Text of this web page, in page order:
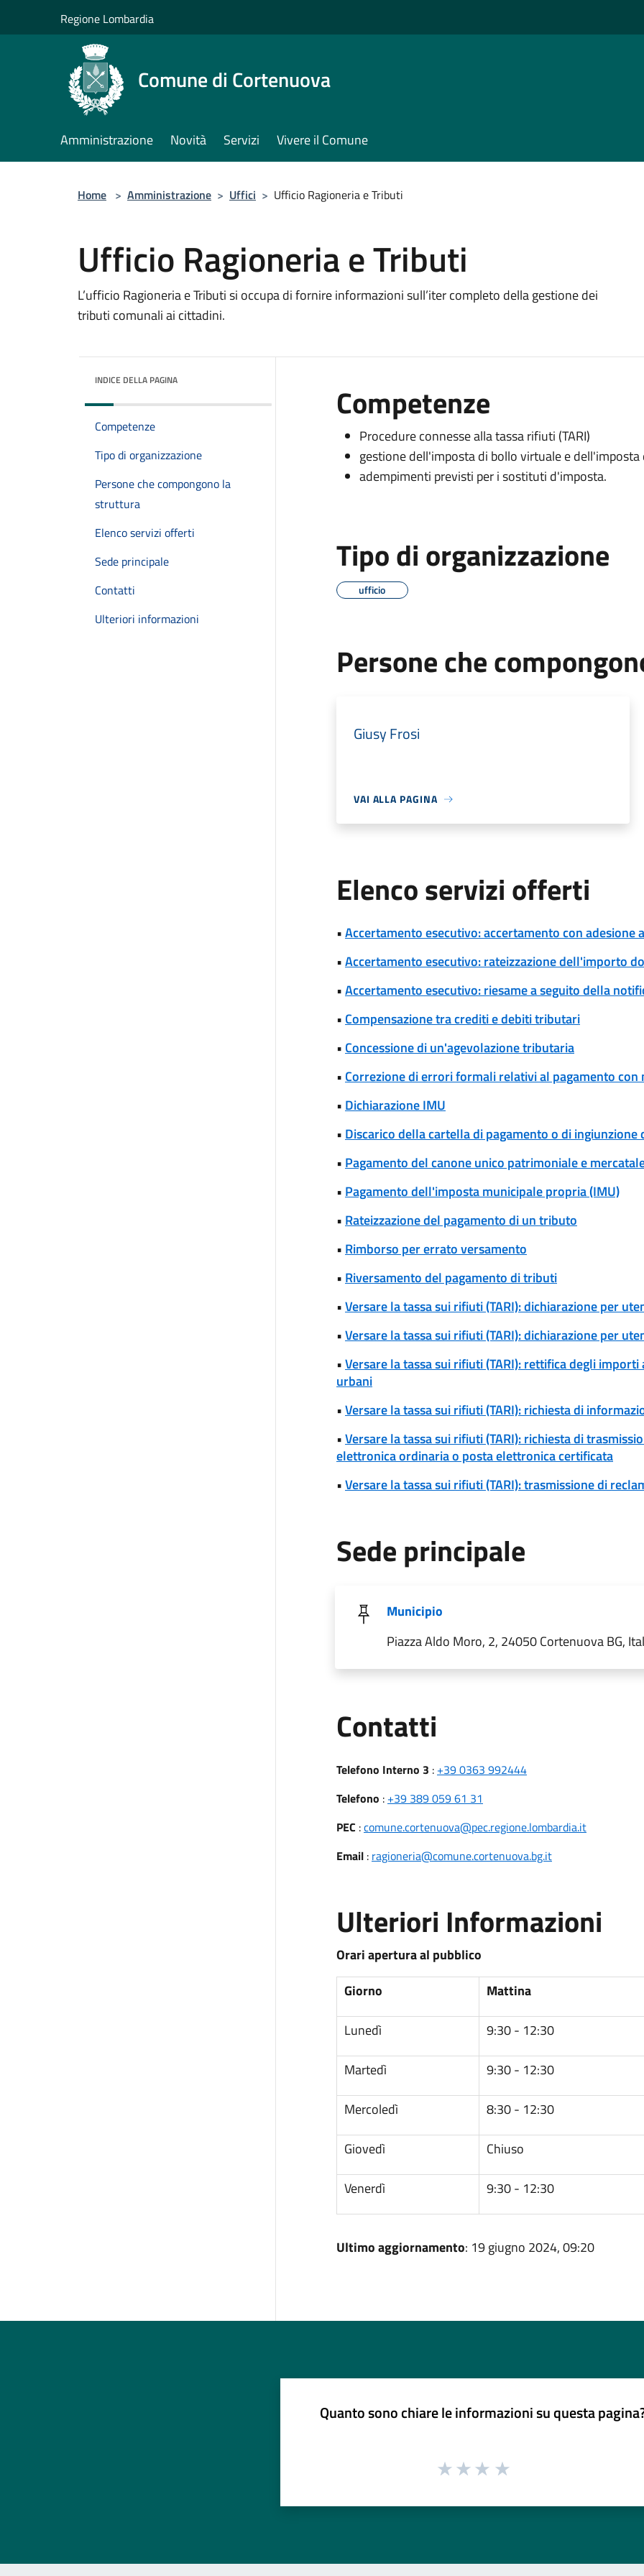
Regione Lombardia
Comune di Cortenuova
Amministrazione Novità Servizi Vivere il Comune
Home > Amministrazione > Uffici > Ufficio Ragioneria e Tributi
Ufficio Ragioneria e Tributi
L’ufficio Ragioneria e Tributi si occupa di fornire informazioni sull’iter completo della gestione dei
tributi comunali ai cittadini.
INDICE DELLA PAGINA
Competenze
Tipo di organizzazione
Persone che compongono la
struttura
Elenco servizi offerti
Sede principale
Contatti
Ulteriori informazioni
Competenze
Procedure connesse alla tassa rifiuti (TARI)
gestione dell'imposta di bollo virtuale e
adempimenti previsti per i sostituti d'imposta.
Tipo di organizzazione
ufficio
Persone che
Giusy Frosi
VAI ALLA PAGINA
Elenco servizi offerti
•Accertamento esecutivo: accertamento con adesione
•Accertamento esecutivo: rateizzazione dell'importo
•Accertamento esecutivo: riesame a seguito della
• Compensazione tra crediti e debiti tributari
• Concessione di un'agevolazione tributaria
• Correzione di errori formali relativi al pagamento con
• Dichiarazione IMU
• Discarico della cartella di pagamento o di
• Pagamento del canone unico patrimoniale e
• Pagamento dell'imposta municipale propria (IMU)
• Rateizzazione del pagamento di un tributo
• Rimborso per errato versamento
• Riversamento del pagamento di tributi
•Versare la tassa sui rifiuti (TARI): dichiarazione per
•Versare la tassa sui rifiuti (TARI): dichiarazione per
•Versare la tassa sui rifiuti (TARI): rettifica degli
urbani
•Versare la tassa sui rifiuti (TARI): richiesta di
•Versare la tassa sui rifiuti (TARI): richiesta di
elettronica ordinaria o posta elettronica certificata
•Versare la tassa sui rifiuti (TARI): trasmissione di
Sede principale
Municipio
Piazza Aldo Moro, 2, 24050 Cortenuova BG,
Contatti
Telefono Interno 3 : +39 0363 992444
Telefono : +39 389 059 61 31
PEC :comune.cortenuova@pec.regione.lombardia.it
Email: ragioneria@comune.cortenuova.bg.it
Ulteriori Informazioni
Orari apertura al pubblico
Giorno
Mattina
Lunedì 9:30 - 12:30
Martedì 9:30 - 12:30
Mercoledì 8:30 - 12:30
Giovedì Chiuso
Venerdì 9:30 - 12:30
Ultimo aggiornamento: 19 giugno 2024, 09:20
Quanto sono chiare le informazioni su questa